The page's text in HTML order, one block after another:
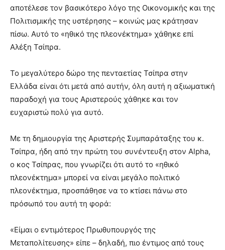
αποτέλεσε τον βασικότερο λόγο της Οικονομικής και της
Πολιτισμικής της υστέρησης – κοινώς μας κράτησαν
πίσω. Αυτό το «ηθικό της πλεονέκτημα» χάθηκε επί
Αλέξη Τσίπρα.
Το μεγαλύτερο δώρο της πενταετίας Τσίπρα στην
Ελλάδα είναι ότι μετά από αυτήν, όλη αυτή η αξιωματική
παραδοχή για τους Αριστερούς χάθηκε και τον
ευχαριστώ πολύ για αυτό.
Με τη δημιουργία της Αριστερής Συμπαράταξης του κ.
Τσίπρα, ήδη από την πρώτη του συνέντευξη στον Alpha,
ο κος Τσίπρας, που γνωρίζει ότι αυτό το «ηθικό
πλεονέκτημα» μπορεί να είναι μεγάλο πολιτικό
πλεονέκτημα, προσπάθησε να το κτίσει πάνω στο
πρόσωπό του αυτή τη φορά:
«Είμαι ο εντιμότερος Πρωθυπουργός της
Μεταπολίτευσης» είπε – δηλαδή, πιο έντιμος από τους